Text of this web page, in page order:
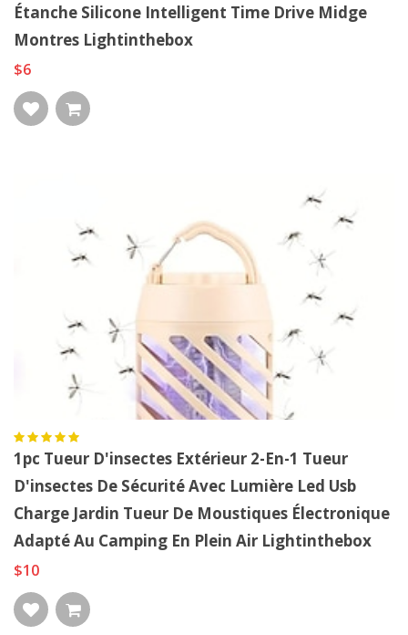
Étanche Silicone Intelligent Time Drive Midge
Montres Lightinthebox
$6
1pc Tueur D'insectes Extérieur 2-En-1 Tueur
D'insectes De Sécurité Avec Lumière Led Usb
Charge Jardin Tueur De Moustiques Électronique
Adapté Au Camping En Plein Air Lightinthebox
$10